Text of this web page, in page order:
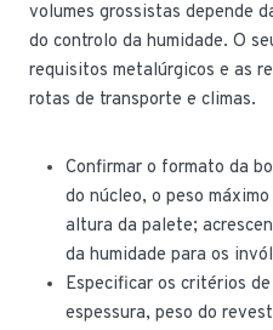
volumes grossistas depende
do controlo da humidade. O
requisitos metalúrgicos e as
rotas de transporte e climas.
Confirmar o formato da
do núcleo, o peso
altura da palete;
da humidade para os
Especificar os critérios
espessura, peso do